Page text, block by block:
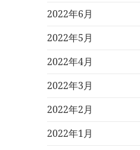
2022年6月
2022年5月
2022年4月
2022年3月
2022年2月
2022年1月